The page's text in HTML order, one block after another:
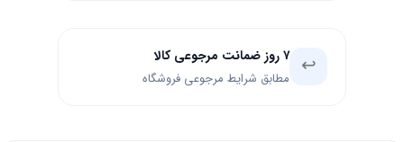
↩️ ۷ روز ضمانت مرجوعی کالا
مطابق شرایط مرجوعی فروشگاه